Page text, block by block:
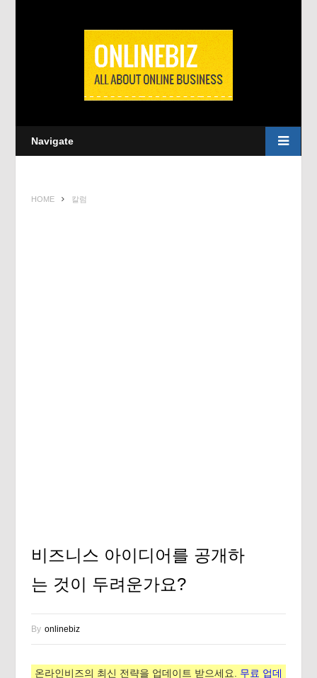
Navigate
HOME 칼럼
비즈니스 아이디어를 공개하
는 것이 두려운가요?
By onlinebiz
온라인비즈의 최신 전략을 업데이트 받으세요. 무료 업데